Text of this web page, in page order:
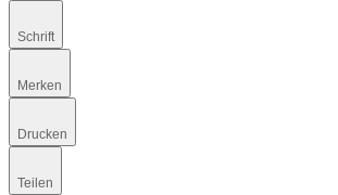
Schrift
Merken
Drucken
Teilen